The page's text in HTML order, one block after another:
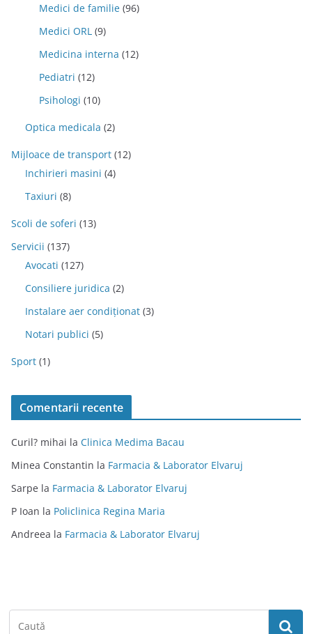
Medici de familie (96)
Medici ORL (9)
Medicina interna (12)
Pediatri (12)
Psihologi (10)
Optica medicala (2)
Mijloace de transport (12)
Inchirieri masini (4)
Taxiuri (8)
Scoli de soferi (13)
Servicii (137)
Avocati (127)
Consiliere juridica (2)
Instalare aer condiționat (3)
Notari publici (5)
Sport (1)
Comentarii recente
Curil? mihai la Clinica Medima Bacau
Minea Constantin la Farmacia & Laborator Elvaruj
Sarpe la Farmacia & Laborator Elvaruj
P Ioan la Policlinica Regina Maria
Andreea la Farmacia & Laborator Elvaruj